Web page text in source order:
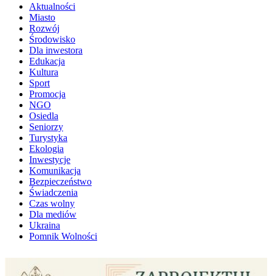
Aktualności
Miasto
Rozwój
Środowisko
Dla inwestora
Edukacja
Kultura
Sport
Promocja
NGO
Osiedla
Seniorzy
Turystyka
Ekologia
Inwestycje
Komunikacja
Bezpieczeństwo
Świadczenia
Czas wolny
Dla mediów
Ukraina
Pomnik Wolności